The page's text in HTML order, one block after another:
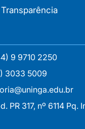
9 9710 2250
3033 5009
PR 317, nº 6114